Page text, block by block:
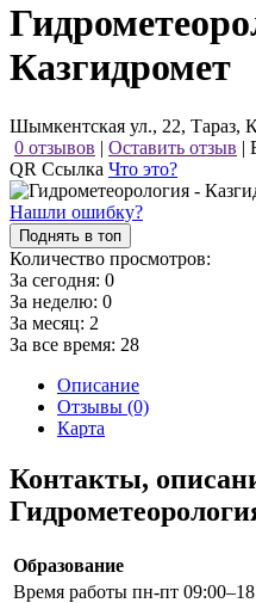
Казгидромет
Шымкентская ул., 22, Тараз,
0 отзывов | Оставить отзыв |
QR Ссылка Что это?
Нашли ошибку?
Поднять в топ
Количество просмотров:
За сегодня: 0
За неделю: 0
За месяц: 2
За все время: 28
Описание
Отзывы (0)
Карта
Контакты,
Образование
Время работы пн-пт